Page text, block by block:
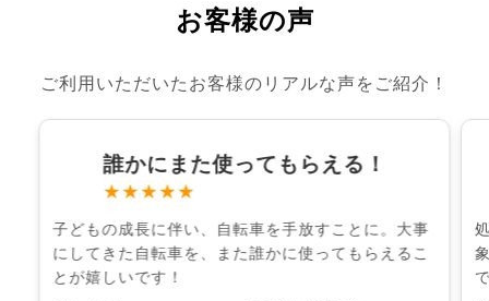
お客様の声
ご利用いただいたお客様のリアルな声をご紹介！
誰かにまた使ってもらえる！
★★★★★
子どもの成長に伴い、自転車を手放すことに。大事
にしてきた自転車を、また誰かに使ってもらえるこ
とが嬉しいです！